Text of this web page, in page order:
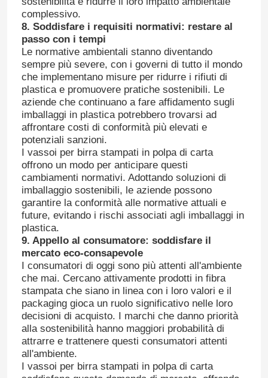
complessivo.
8. Soddisfare i requisiti normativi: restare al
passo con i tempi
Le normative ambientali stanno diventando
sempre più severe, con i governi di tutto il mondo
che implementano misure per ridurre i rifiuti di
plastica e promuovere pratiche sostenibili. Le
aziende che continuano a fare affidamento sugli
imballaggi in plastica potrebbero trovarsi ad
affrontare costi di conformità più elevati e
potenziali sanzioni.
I vassoi per birra stampati in polpa di carta
offrono un modo per anticipare questi
cambiamenti normativi. Adottando soluzioni di
imballaggio sostenibili, le aziende possono
garantire la conformità alle normative attuali e
future, evitando i rischi associati agli imballaggi in
plastica.
9. Appello al consumatore: soddisfare il
mercato eco-consapevole
I consumatori di oggi sono più attenti all'ambiente
che mai. Cercano attivamente prodotti in fibra
stampata che siano in linea con i loro valori e il
packaging gioca un ruolo significativo nelle loro
decisioni di acquisto. I marchi che danno priorità
alla sostenibilità hanno maggiori probabilità di
attrarre e trattenere questi consumatori attenti
all'ambiente.
I vassoi per birra stampati in polpa di carta